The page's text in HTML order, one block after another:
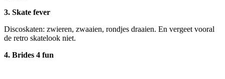
3. Skate fever
Discoskaten: zwieren, zwaaien, rondjes draaien. En vergeet vooral
de retro skatelook niet.
4. Brides 4 fun